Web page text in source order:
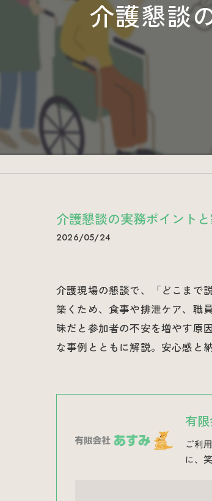
介護懇談
介護懇談の実務ポイント
2026/05/24
介護現場の懇談で、「どこまで
築くため、食事や排泄ケア、職
昧だと参加者の不安を増やす原
な事例とともに解説。安心感と
有
ご利
に、